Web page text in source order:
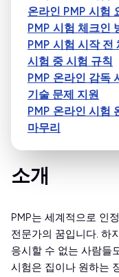
온라인 PMP 시험
PMP 시험 체크인
PMP 시험 시작 전
시험 중 시험 규칙
PMP 온라인 감독
기술 문제 지원
PMP 온라인 시험
마무리
소개
PMP는 세계적으로 인
전문가의 꿈입니다. 하
응시할 수 없는 사람들
시험은 집이나 원하는